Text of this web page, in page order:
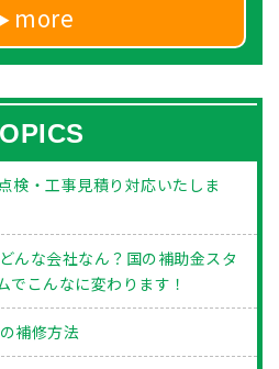
more
検・工事見積り対応いたしま
んな会社なん？国の補助金スタ
でこんなに変わります！
補修方法